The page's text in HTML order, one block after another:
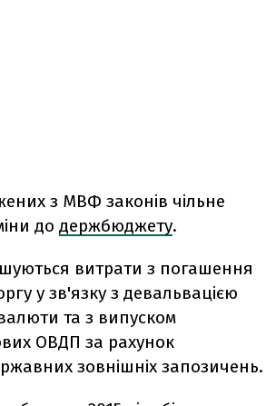
з МВФ законів чільне
до держбюджету.
витрати з погашення
у зв'язку з девальвацією
та з випуском
ОВДП за рахунок
зовнішніх запозичень.